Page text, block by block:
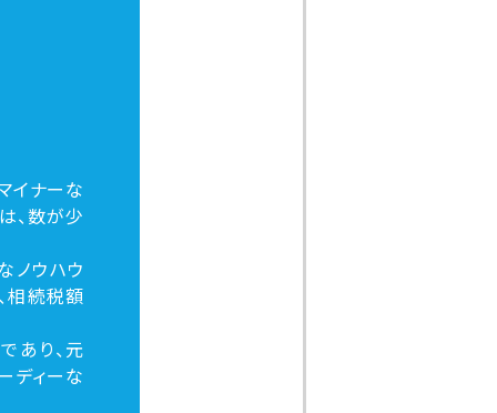
イナーな
、数が少
ノウハウ
相続税額
あり、元
ディーな